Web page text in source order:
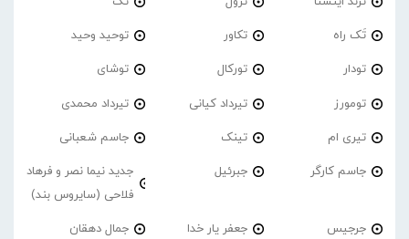
تَک راه تکاور توحید وحید
تودار تورکال توشای
تومورز تیرداد کیانی تیرداد محمدی
تیری ام تینک جاسم شعبانی
جاسم کارگر جبرئیل
جدید نیما نصر و فرهاد
فلاحی (سایروس بند)
جرجیس جعفر یار خدا جمال دهقان